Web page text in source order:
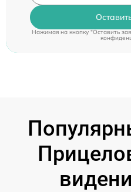
Нажимая на кнопку "Оставить